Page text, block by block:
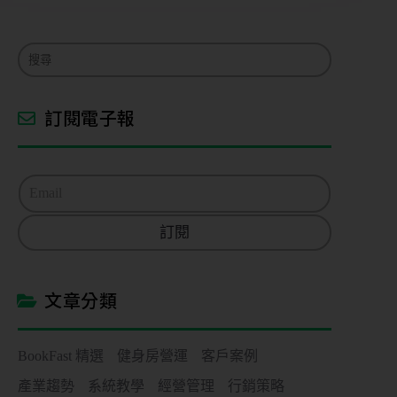
訂閱電子報
訂閱
文章分類
BookFast 精選 健身房營運
客戶案例
產業趨勢
系統教學 經營管理
行銷策略